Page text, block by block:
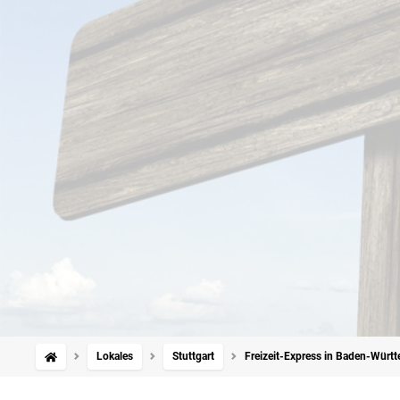
Lokales Stuttgart Freizeit-Express in Baden-